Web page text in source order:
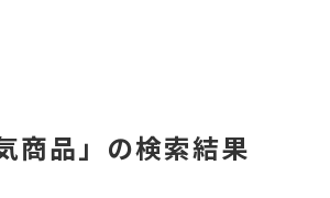
商品」の検索結果